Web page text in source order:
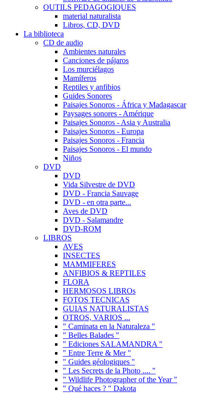
OUTILS PEDAGOGIQUES
material naturalista
Libros, CD, DVD
La biblioteca
CD de audio
Ambientes naturales
Canciones de pájaros
Los murciélagos
Mamíferos
Reptiles y anfibios
Guides Sonores
Paisajes Sonoros - África y Madagascar
Paysages sonores - Amérique
Paisajes Sonoros - Asia y Australia
Paisajes Sonoros - Europa
Paisajes Sonoros - Francia
Paisajes Sonoros - El mundo
Niños
DVD
DVD
Vida Silvestre de DVD
DVD - Francia Sauvage
DVD - en otra parte...
Aves de DVD
DVD - Salamandre
DVD-ROM
LIBROS
AVES
INSECTES
MAMMIFERES
ANFIBIOS & REPTILES
FLORA
HERMOSOS LIBROs
FOTOS TECNICAS
GUIAS NATURALISTAS
OTROS, VARIOS ...
" Caminata en la Naturaleza "
" Belles Balades "
" Ediciones SALAMANDRA "
" Entre Terre & Mer "
" Guides géologiques "
" Les Secrets de la Photo .... "
" Wildlife Photographer of the Year "
" Qué haces ? " Dakota